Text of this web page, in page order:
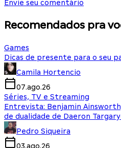
Envie seu comentário
Recomendados pra
Games
Dicas de presente para o seu
Camila Hortencio
07.ago.26
Séries, TV e Streaming
Entrevista: Benjamin
de dualidade de Daeron
Pedro Siqueira
03.ago.26